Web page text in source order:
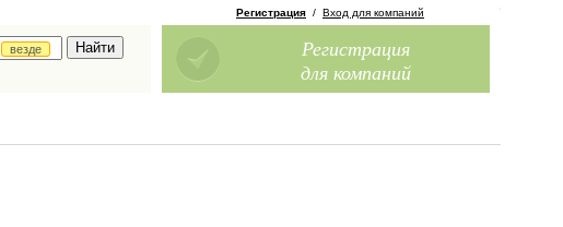
везде
Регистрация / Вход для компаний
Регистрация
для компаний